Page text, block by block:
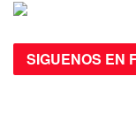
SIGUENOS EN